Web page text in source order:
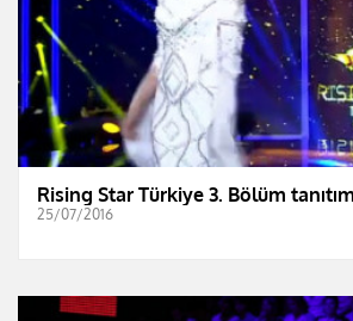
Rising Star Türkiye 3. Bölüm
25/07/2016